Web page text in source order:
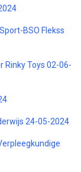
BSO Flekss
Rinky Toys 02-06-
24-05-2024